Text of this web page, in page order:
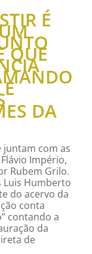
É
QUE
DA
juntam com as
Império,
Rubem Grilo.
Luis Humberto
do acervo da
conta
contando a
da
de